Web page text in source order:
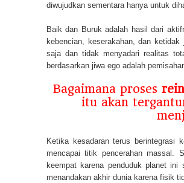
diwujudkan sementara hanya untuk
Baik dan Buruk adalah hasil dari
kebencian, keserakahan, dan
saja dan tidak menyadari realitas
berdasarkan jiwa ego adalah
Bagaimana proses
itu akan
Ketika kesadaran terus berintegrasi
mencapai titik pencerahan massal.
keempat karena penduduk planet
menandakan akhir dunia karena fisik